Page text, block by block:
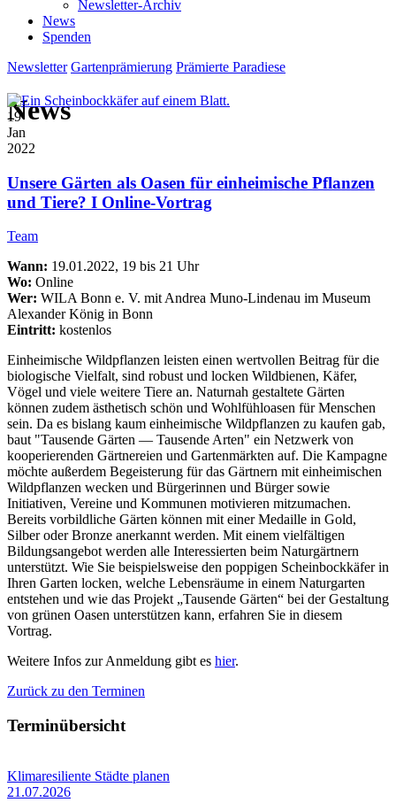
Newsletter-Archiv
News
Spenden
Newsletter Gartenprämierung Prämierte Paradiese
News
19
Jan
2022
Unsere Gärten als Oasen für einheimische Pflanzen
und Tiere? I Online-Vortrag
Team
Wann: 19.01.2022, 19 bis 21 Uhr
Wo: Online
Wer: WILA Bonn e. V. mit Andrea Muno-Lindenau im Museum
Alexander König in Bonn
Eintritt: kostenlos
Einheimische Wildpflanzen leisten einen wertvollen Beitrag für die
biologische Vielfalt, sind robust und locken Wildbienen, Käfer,
Vögel und viele weitere Tiere an. Naturnah gestaltete Gärten
können zudem ästhetisch schön und Wohlfühloasen für Menschen
sein. Da es bislang kaum einheimische Wildpflanzen zu kaufen gab,
baut "Tausende Gärten — Tausende Arten" ein Netzwerk von
kooperierenden Gärtnereien und Gartenmärkten auf. Die Kampagne
möchte außerdem Begeisterung für das Gärtnern mit einheimischen
Wildpflanzen wecken und Bürgerinnen und Bürger sowie
Initiativen, Vereine und Kommunen motivieren mitzumachen.
Bereits vorbildliche Gärten können mit einer Medaille in Gold,
Silber oder Bronze anerkannt werden. Mit einem vielfältigen
Bildungsangebot werden alle Interessierten beim Naturgärtnern
unterstützt. Wie Sie beispielsweise den poppigen Scheinbockkäfer in
Ihren Garten locken, welche Lebensräume in einem Naturgarten
entstehen und wie das Projekt „Tausende Gärten“ bei der Gestaltung
von grünen Oasen unterstützen kann, erfahren Sie in diesem
Vortrag.
Weitere Infos zur Anmeldung gibt es hier.
Zurück zu den Terminen
Terminübersicht
Klimaresiliente Städte planen
21.07.2026